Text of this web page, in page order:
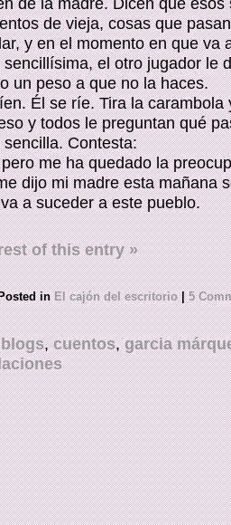
de vieja, cosas que
y en el momento en que va
sencillísima, el otro jugador le
un peso a que no la haces.
Él se ríe. Tira la carambola
y todos le preguntan qué
Contesta:
me ha quedado la
dijo mi madre esta mañana
a suceder a este pueblo.
of this entry »
inEl cajón del escritorio | 5
blogs,cuentos,garcia